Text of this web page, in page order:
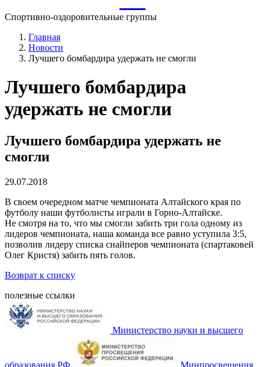
Спортивно-оздоровительные группы
Главная
Новости
Лучшего бомбардира удержать не смогли
Лучшего бомбардира
удержать не смогли
Лучшего бомбардира удержать не
смогли
29.07.2018
В своем очередном матче чемпионата Алтайского края по
футболу наши футболисты играли в Горно-Алтайске.
Не смотря на то, что мы смогли забить три гола одному из
лидеров чемпионата, наша команда все равно уступила 3:5,
позволив лидеру списка снайперов чемпионата (спартаковей
Олег Кристя) забить пять голов.
Возврат к списку
полезные ссылки
Министерство науки и высшего
образования РФ Минпросвещения